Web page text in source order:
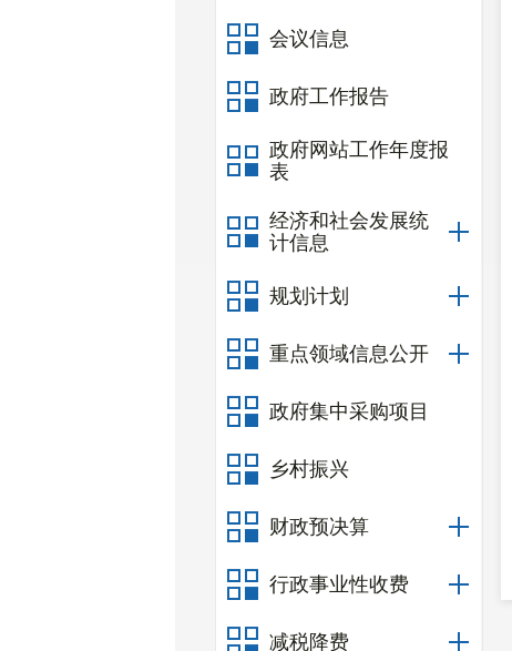
会议信息
政府工作报告
政府网站工作年度报
表
经济和社会发展统
计信息
规划计划
重点领域信息公开
政府集中采购项目
乡村振兴
财政预决算
行政事业性收费
减税降费